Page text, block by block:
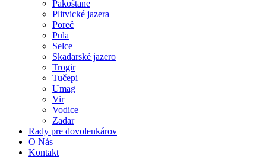
Pakoštane
Plitvické jazera
Poreč
Pula
Selce
Skadarské jazero
Trogir
Tučepi
Umag
Vir
Vodice
Zadar
Rady pre dovolenkárov
O Nás
Kontakt